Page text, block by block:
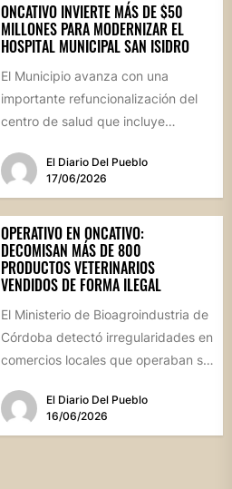
ONCATIVO INVIERTE MÁS DE $50
MILLONES PARA MODERNIZAR EL
HOSPITAL MUNICIPAL SAN ISIDRO
El Municipio avanza con una
importante refuncionalización del
centro de salud que incluye
espacios de...El Diario Del Pueblo
17/06/2026
OPERATIVO EN ONCATIVO:
DECOMISAN MÁS DE 800
PRODUCTOS VETERINARIOS
VENDIDOS DE FORMA ILEGAL
El Ministerio de Bioagroindustria de
Córdoba detectó irregularidades en
comercios locales que operaban sin
poniendo en...El Diario Del Pueblo
16/06/2026